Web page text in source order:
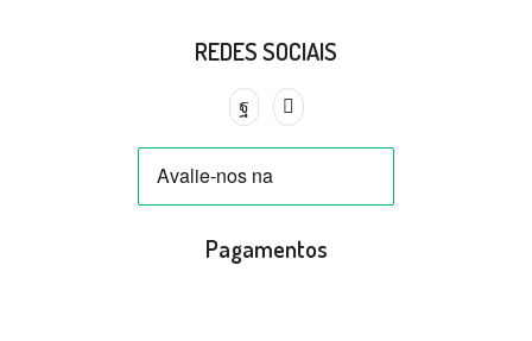
REDES SOCIAIS
Pagamentos